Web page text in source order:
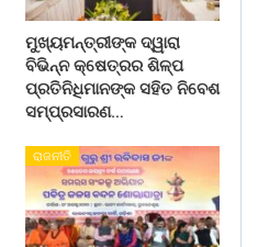
ମୁଖ୍ୟମନ୍ତ୍ରୀଙ୍କ ଦ୍ୱାରା
ବିଭିନ୍ନ କ୍ଷେତ୍ରର ଶିଳ୍ପ
ପ୍ରତିନିଧିମାନଙ୍କ ସହିତ ନିବେଶ
ସମ୍ପ୍ରସାରଣ…
ରାଜନୀତି